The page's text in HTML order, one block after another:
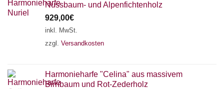
Nussbaum- und Alpenfichtenholz
929,00€
inkl. MwSt.
zzgl. Versandkosten
Harmonieharfe "Celina" aus massivem
Birnbaum und Rot-Zederholz